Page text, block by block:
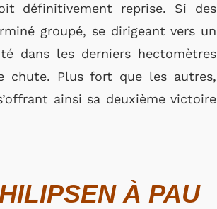
définitivement reprise. Si des
groupé, se dirigeant vers un
dans les derniers hectomètres
chute. Plus fort que les autres,
ainsi sa deuxième victoire
À PAU